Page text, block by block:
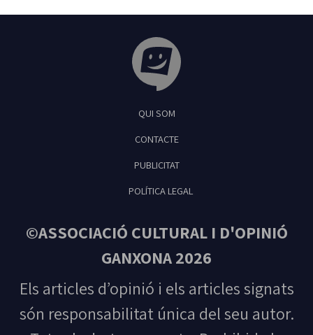
Feliu de Guíxols
QUI SOM
CONTACTE
PUBLICITAT
POLÍTICA LEGAL
©ASSOCIACIÓ CULTURAL I D'OPINIÓ
GANXONA 2026
Els articles d’opinió i els articles signats
són responsabilitat única del seu autor.